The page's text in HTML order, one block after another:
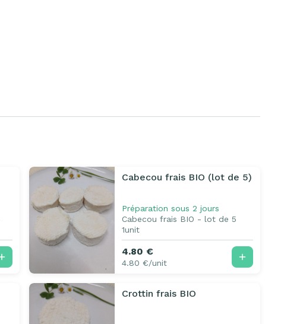
Cabecou frais BIO (lot de 5)
Préparation sous 2 jours
Cabecou frais BIO - lot de 5
1unit
4.80 €
4.80 €/unit
Crottin frais BIO